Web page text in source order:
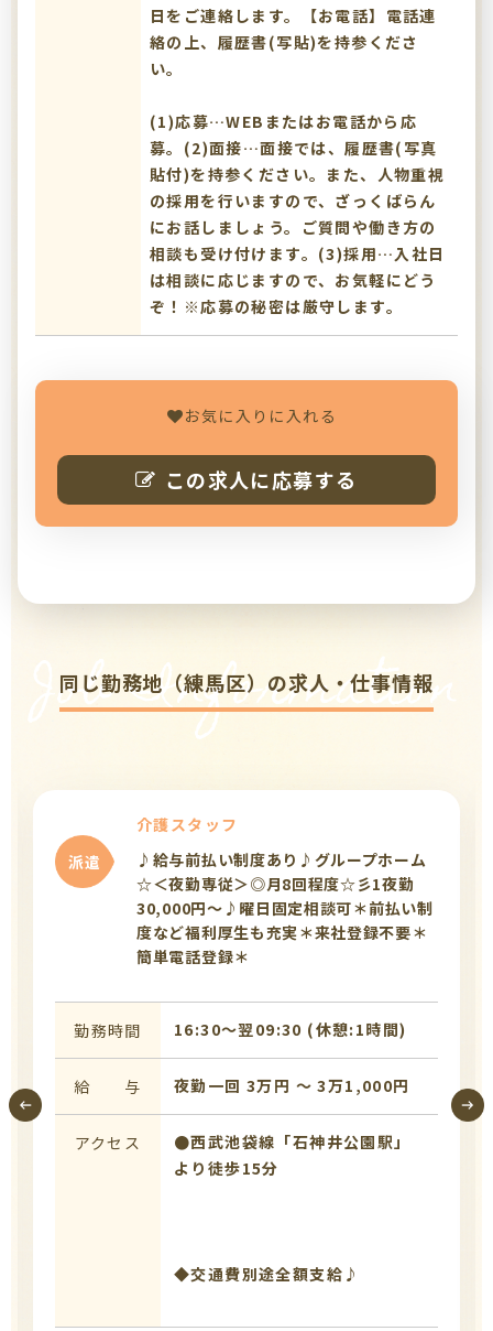
日をご連絡します。【お電話】電話連
絡の上、履歴書(写貼)を持参くださ
い。
(1)応募…WEBまたはお電話から応
募。(2)面接…面接では、履歴書(写真
貼付)を持参ください。また、人物重視
の採用を行いますので、ざっくばらん
にお話しましょう。ご質問や働き方の
相談も受け付けます。(3)採用…入社日
は相談に応じますので、お気軽にどう
ぞ！※応募の秘密は厳守します。
お気に入りに入れる
この求人に応募する
Job Information
同じ勤務地（練馬区）の求人・仕事情報
派遣
介護スタッフ
♪給与前払い制度あり♪グループホーム
☆＜夜勤専従＞◎月8回程度☆彡1夜勤
30,000円～♪曜日固定相談可＊前払い制
度など福利厚生も充実＊来社登録不要＊
簡単電話登録＊
勤務時間 16:30〜翌09:30 (休憩:1時間)
給 与 夜勤一回 3万円 〜 3万1,000円
アクセス
●西武池袋線「石神井公園駅」
より徒歩15分
◆交通費別途全額支給♪